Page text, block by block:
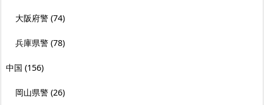
大阪府警 (74)
兵庫県警 (78)
中国 (156)
岡山県警 (26)